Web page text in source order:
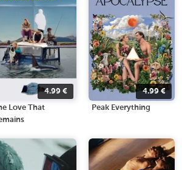
4.99€
Love That
4.99€
Peak Everything